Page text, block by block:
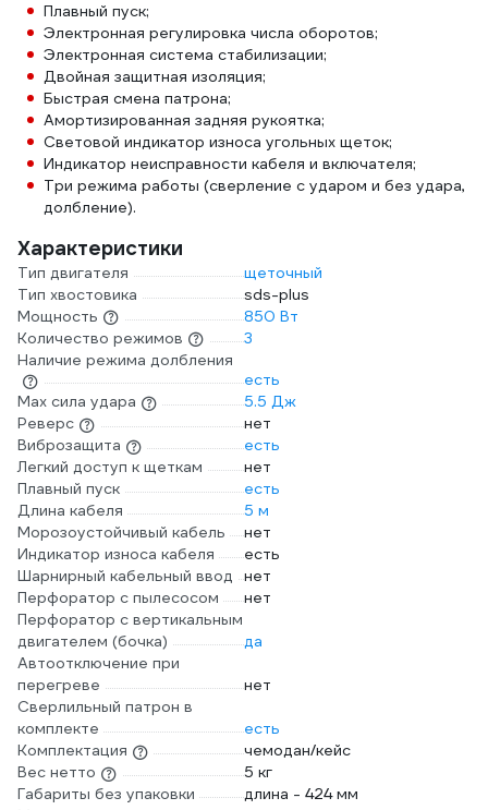
Плавный пуск;
Электронная регулировка числа оборотов;
Электронная система стабилизации;
Двойная защитная изоляция;
Быстрая смена патрона;
Амортизированная задняя рукоятка;
Световой индикатор износа угольных щеток;
Индикатор неисправности кабеля и включателя;
Три режима работы (сверление с ударом и без удара,
долбление).
Характеристики
Тип двигателя
щеточный
Тип хвостовика
sds-plus
Мощность
850 Вт
Количество режимов
3
Наличие режима долбления
есть
Max сила удара
5.5 Дж
Реверс
нет
Виброзащита
есть
Легкий доступ к щеткам
нет
Плавный пуск
есть
Длина кабеля
5 м
Морозоустойчивый кабель
нет
Индикатор износа кабеля
есть
Шарнирный кабельный ввод
нет
Перфоратор с пылесосом
нет
Перфоратор с вертикальным
двигателем (бочка)
да
Автоотключение при
перегреве
нет
Сверлильный патрон в
комплекте
есть
Комплектация
чемодан/кейс
Вес нетто
5 кг
Габариты без упаковки
длина - 424 мм